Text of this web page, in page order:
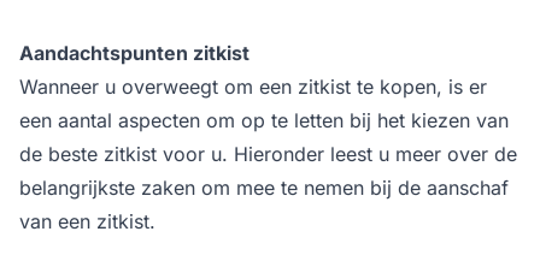
Aandachtspunten zitkist
Wanneer u overweegt om een zitkist te kopen, is er
een aantal aspecten om op te letten bij het kiezen van
de beste zitkist voor u. Hieronder leest u meer over de
belangrijkste zaken om mee te nemen bij de aanschaf
van een zitkist.